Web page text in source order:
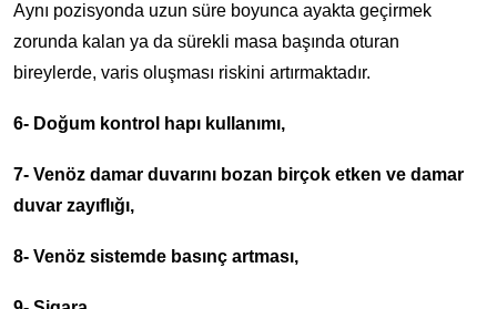
Aynı pozisyonda uzun süre boyunca ayakta geçirmek
zorunda kalan ya da sürekli masa başında oturan
bireylerde, varis oluşması riskini artırmaktadır.
6- Doğum kontrol hapı kullanımı,
7- Venöz damar duvarını bozan birçok etken ve damar
duvar zayıflığı,
8- Venöz sistemde basınç artması,